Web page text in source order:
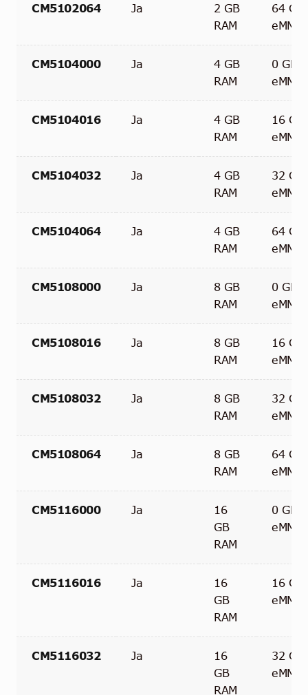
CM5102064 Ja
2 GB
RAM
64 GB
eMMC
CM5104000 Ja
4 GB
RAM
0 GB
eMMC
CM5104016 Ja
4 GB
RAM
16 GB
eMMC
CM5104032 Ja
4 GB
RAM
32 GB
eMMC
CM5104064 Ja
4 GB
RAM
64 GB
eMMC
CM5108000 Ja
8 GB
RAM
0 GB
eMMC
CM5108016 Ja
8 GB
RAM
16 GB
eMMC
CM5108032 Ja
8 GB
RAM
32 GB
eMMC
CM5108064 Ja
8 GB
RAM
64 GB
eMMC
CM5116000 Ja
16
GB
RAM
0 GB
eMMC
CM5116016 Ja
16
GB
RAM
16 GB
eMMC
CM5116032 Ja
16
GB
RAM
32 GB
eMMC